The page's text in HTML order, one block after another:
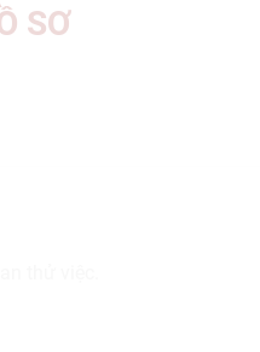
SƠ